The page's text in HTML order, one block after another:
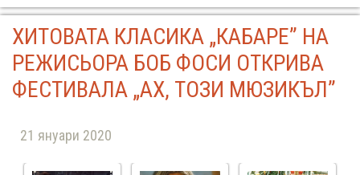
ХИТОВАТА КЛАСИКА „КАБАРЕ” НА
РЕЖИСЬОРА БОБ ФОСИ ОТКРИВА
ФЕСТИВАЛА „АХ, ТОЗИ МЮЗИКЪЛ”
21 януари 2020